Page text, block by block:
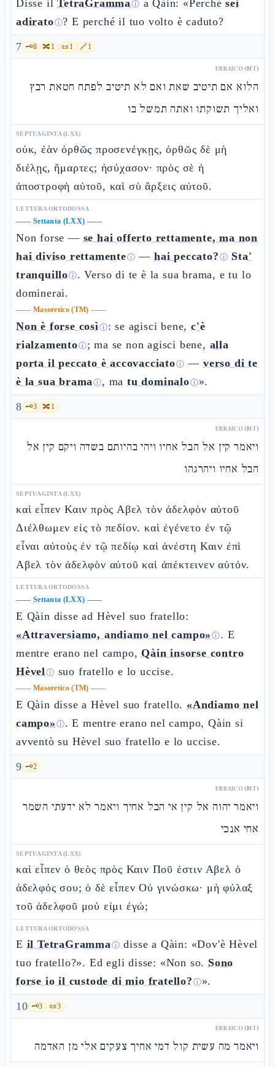
Disse ilTetraGrammaⓘ a Qàin: «Perchései
adiratoⓘ? E perché il tuo volto è caduto?
7 🗝️8 🔀1 📜1 🔗1
EBRAICO (MT)
הלוא אם תיטיב שאת ואם לא תיטיב לפתח חטאת רבץ
ואליך תשוקתו ואתה תמשל בו
SEPTUAGINTA (LXX)
οὐκ, ἐὰν ὀρθῶς προσενέγκῃς, ὀρθῶς δὲ μὴ
διέλῃς, ἥμαρτες; ἡσύχασον· πρὸς σὲ ἡ
ἀποστροφὴ αὐτοῦ, καὶ σὺ ἄρξεις αὐτοῦ.
LETTURA ORTODOSSA
—— Settanta (LXX) ——
Non forse — se hai offerto rettamente, ma non
hai diviso rettamenteⓘ —hai peccato? ⓘ Sta'
tranquilloⓘ. Verso di te è la sua brama, e tu lo
dominerai.
—— Masoretico (TM) ——
Non è forse cosìⓘ: se agisci bene,c'è
rialzamentoⓘ; ma se non agisci bene, alla
porta il peccato è accovacciatoⓘ —verso di te
è la sua bramaⓘ, matu dominaloⓘ».
8 🗝️3 🔀1
EBRAICO (MT)
ויאמר קין אל הבל אחיו ויהי בהיותם בשדה ויקם קין אל
הבל אחיו ויהרגהו
SEPTUAGINTA (LXX)
καὶ εἶπεν Καιν πρὸς Αβελ τὸν ἀδελφὸν αὐτοῦ
Διέλθωμεν εἰς τὸ πεδίον. καὶ ἐγένετο ἐν τῷ
εἶναι αὐτοὺς ἐν τῷ πεδίῳ καὶ ἀνέστη Καιν ἐπὶ
Αβελ τὸν ἀδελφὸν αὐτοῦ καὶ ἀπέκτεινεν αὐτόν.
LETTURA ORTODOSSA
—— Settanta (LXX) ——
E Qàin disse ad Hèvel suo fratello:
«Attraversiamo, andiamo nel campo» ⓘ. E
mentre erano nel campo, Qàin insorse contro
Hèvelⓘ suo fratello e lo uccise.
—— Masoretico (TM) ——
E Qàin disse a Hèvel suo fratello. «Andiamo nel
campo» ⓘ. E mentre erano nel campo, Qàin si
avventò su Hèvel suo fratello e lo uccise.
9 🗝️2
EBRAICO (MT)
ויאמר יהוה אל קין אי הבל אחיך ויאמר לא ידעתי השמר
אחי אנכי
SEPTUAGINTA (LXX)
καὶ εἶπεν ὁ θεὸς πρὸς Καιν Ποῦ ἐστιν Αβελ ὁ
ἀδελφός σου; ὁ δὲ εἶπεν Οὐ γινώσκω· μὴ φύλαξ
τοῦ ἀδελφοῦ μού εἰμι ἐγώ;
LETTURA ORTODOSSA
E il TetraGrammaⓘ disse a Qàin: «Dov'è Hèvel
tuo fratello?». Ed egli disse: «Non so. Sono
forse io il custode di mio fratello? ⓘ».
10 🗝️3 📜3
EBRAICO (MT)
ויאמר מה עשית קול דמי אחיך צעקים אלי מן האדמה